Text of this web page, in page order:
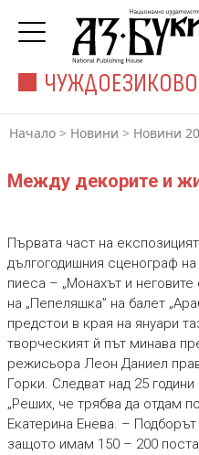
Начало > Новини > Новини
Между декорите и
Първата част на
дългогодишния сценограф
пиеса – „Монахът и
на „Пепеляшка” на балет
предстои в края на януари
творческият й път минава
режисьора Леон Даниел
Горки. Следват над 25
„Реших, че трябва да отдам
Екатерина Енева. –
защото имам 150 – 200